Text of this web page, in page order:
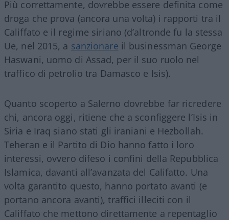
Più correttamente, dovrebbe essere definita come
droga che prova (ancora una volta) i rapporti tra il
Califfato e il regime siriano (d’altronde fu la stessa
Ue, nel 2015, a sanzionare il businessman George
Haswani, uomo di Assad, per il suo ruolo nel
traffico di petrolio tra Damasco e Isis).
Quanto scoperto a Salerno dovrebbe far ricredere
chi, ancora oggi, ritiene che a sconfiggere l’Isis in
Siria e Iraq siano stati gli iraniani e Hezbollah.
Teheran e il Partito di Dio hanno fatto i loro
interessi, ovvero difeso i confini della Repubblica
Islamica, davanti all’avanzata del Califatto. Una
volta garantito questo, hanno portato avanti (e
portano ancora avanti), traffici illeciti con il
Califfato che mettono direttamente a repentaglio